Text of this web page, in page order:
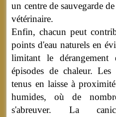
un centre de sauvegarde
vétérinaire.
Enfin, chacun peut
points d'eau naturels en
limitant le
épisodes de chaleur.
tenus en laisse à
humides, où de
s'abreuver. La